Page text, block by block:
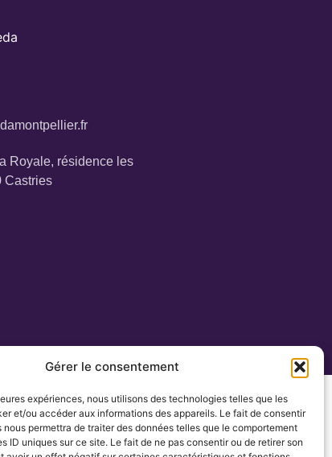
Gérer le consentement
expériences, nous utilisons des technologies telles que les
et/ou accéder aux informations des appareils. Le fait de consentir
permettra de traiter des données telles que le comportement
ID uniques sur ce site. Le fait de ne pas consentir ou de retirer son
Royale, résidence les
Castries